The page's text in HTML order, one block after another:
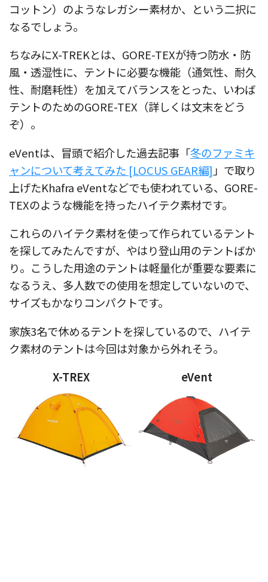
コットン）のようなレガシー素材か、という二択に
なるでしょう。
ちなみにX-TREKとは、GORE-TEXが持つ防水・防
風・透湿性に、テントに必要な機能（通気性、耐久
性、耐磨耗性）を加えてバランスをとった、いわば
テントのためのGORE-TEX（詳しくは文末をどう
ぞ）。
eVentは、冒頭で紹介した過去記事「冬のファミキ
ャンについて考えてみた [LOCUS GEAR編] 」で取り
上げたKhafra eVentなどでも使われている、GORE-
TEXのような機能を持ったハイテク素材です。
これらのハイテク素材を使って作られているテント
を探してみたんですが、やはり登山用のテントばか
り。こうした用途のテントは軽量化が重要な要素に
なるうえ、多人数での使用を想定していないので、
サイズもかなりコンパクトです。
家族3名で休めるテントを探しているので、ハイテ
ク素材のテントは今回は対象から外れそう。
X-TREX
eVent